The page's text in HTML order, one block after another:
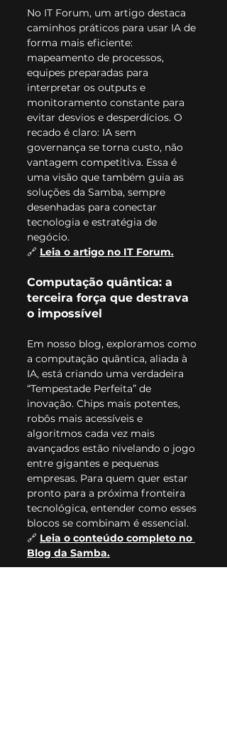
No IT Forum, um artigo destaca
caminhos práticos para usar IA de
forma mais eficiente:
mapeamento de processos,
equipes preparadas para
interpretar os outputs e
monitoramento constante para
evitar desvios e desperdícios. O
recado é claro: IA sem
governança se torna custo, não
vantagem competitiva. Essa é
uma visão que também guia as
soluções da Samba, sempre
desenhadas para conectar
tecnologia e estratégia de
negócio.
🔗 Leia o artigo no IT Forum.
Computação quântica: a
terceira força que destrava
o impossível
Em nosso blog, exploramos como
a computação quântica, aliada à
IA, está criando uma verdadeira
“Tempestade Perfeita” de
inovação. Chips mais potentes,
robôs mais acessíveis e
algoritmos cada vez mais
avançados estão nivelando o jogo
entre gigantes e pequenas
empresas. Para quem quer estar
pronto para a próxima fronteira
tecnológica, entender como esses
blocos se combinam é essencial.
🔗 Leia o conteúdo completo no
Blog da Samba.